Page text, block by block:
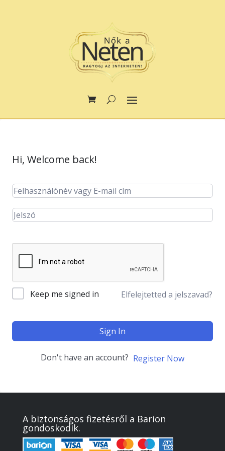
Hi, Welcome back!
Keep me signed in Elfelejtetted a jelszavad?
Sign In
Don't have an account? Register Now
A biztonságos fizetésről a Barion
gondoskodik.